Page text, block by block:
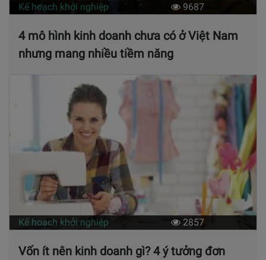
Kế hoạch khởi nghiệp 9687
4 mô hình kinh doanh chưa có ở Việt Nam
nhưng mang nhiều tiềm năng
Kế hoạch khởi nghiệp 2857
Vốn ít nên kinh doanh gì? 4 ý tưởng đơn